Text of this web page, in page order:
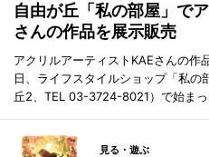
自由が丘「私の部屋」で
さんの作品を展示販売
アクリルアーティストKAEさんの作
日、ライフスタイルショップ「私
丘2、TEL 03-3724-8021）で始まっ
見る・遊ぶ